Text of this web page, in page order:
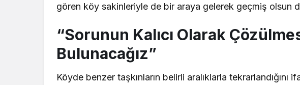
gören köy sakinleriyle de bir araya gelerek geçmiş olsun
“Sorunun Kalıcı Olarak
Bulunacağız”
Köyde benzer taşkınların belirli aralıklarla tekrarlandığını